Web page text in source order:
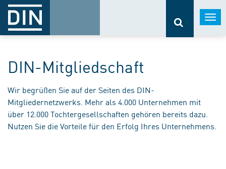
DIN-Mitgliedschaft
Wir begrüßen Sie auf der Seiten des DIN-
Mitgliedernetzwerks. Mehr als 4.000 Unternehmen mit
über 12.000 Tochtergesellschaften gehören bereits dazu.
Nutzen Sie die Vorteile für den Erfolg Ihres Unternehmens.